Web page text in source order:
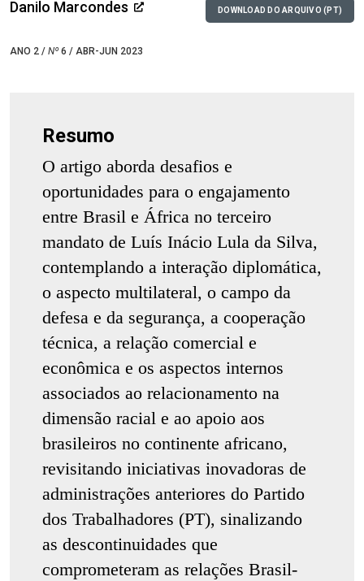
Danilo Marcondes
ANO 2 / Nº 6 / ABR-JUN 2023
DOWNLOAD DO ARQUIVO (PT)
Resumo
O artigo aborda desafios e
oportunidades para o engajamento
entre Brasil e África no terceiro
mandato de Luís Inácio Lula da Silva,
contemplando a interação diplomática,
o aspecto multilateral, o campo da
defesa e da segurança, a cooperação
técnica, a relação comercial e
econômica e os aspectos internos
associados ao relacionamento na
dimensão racial e ao apoio aos
brasileiros no continente africano,
revisitando iniciativas inovadoras de
administrações anteriores do Partido
dos Trabalhadores (PT), sinalizando
as descontinuidades que
comprometeram as relações Brasil-